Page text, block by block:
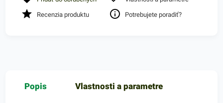
Recenzia produktu Potrebujete poradiť?
Popis Vlastnosti a parametre